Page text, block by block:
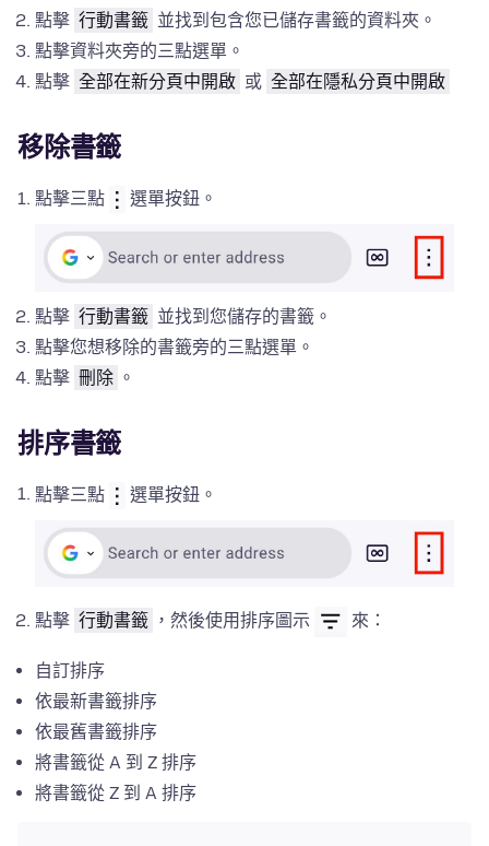
點擊 行動書籤 並找到包含您已儲存書籤的資料夾。
點擊資料夾旁的三點選單。
點擊 全部在新分頁中開啟 或 全部在隱私分頁中開啟
移除書籤
點擊三點 選單按鈕。
點擊 行動書籤 並找到您儲存的書籤。
點擊您想移除的書籤旁的三點選單。
點擊 刪除 。
排序書籤
點擊三點 選單按鈕。
點擊 行動書籤 ，然後使用排序圖示 來：
自訂排序
依最新書籤排序
依最舊書籤排序
將書籤從 A 到 Z 排序
將書籤從 Z 到 A 排序